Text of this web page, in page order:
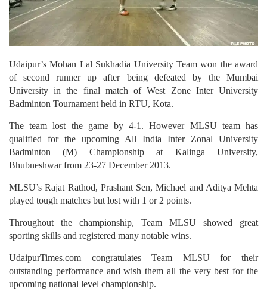
Udaipur’s Mohan Lal Sukhadia University Team won the award
of second runner up after being defeated by the Mumbai
University in the final match of West Zone Inter University
Badminton Tournament held in RTU, Kota.
The team lost the game by 4-1. However MLSU team has
qualified for the upcoming All India Inter Zonal University
Badminton (M) Championship at Kalinga University,
Bhubneshwar from 23-27 December 2013.
MLSU’s Rajat Rathod, Prashant Sen, Michael and Aditya Mehta
played tough matches but lost with 1 or 2 points.
Throughout the championship, Team MLSU showed great
sporting skills and registered many notable wins.
UdaipurTimes.com congratulates Team MLSU for their
outstanding performance and wish them all the very best for the
upcoming national level championship.